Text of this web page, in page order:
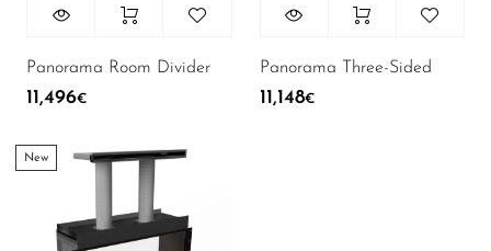
Panorama Room Divider
11,496€
Panorama Three-Sided
11,148€
New